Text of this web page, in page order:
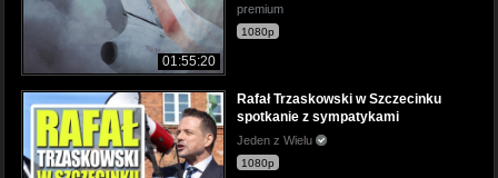
01:55:20
premium
1080p
Rafał Trzaskowski w Szczecinku
spotkanie z sympatykami
Jeden z Wielu
1080p